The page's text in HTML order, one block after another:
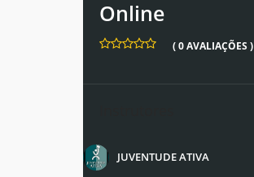
Online
( 0 AVALIAÇÕES )
JUVENTUDE ATIVA